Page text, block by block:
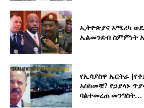
ኢትዮጵያና አሜሪካ
ኤልመንደብ ስምምነት
የኢሳያስዋ ኤርትራ
አስከመቼ? የኃያላኑ
ባልተመረጠ መንግስት…